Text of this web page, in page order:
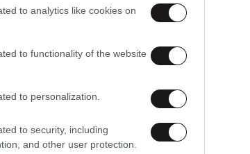
to analytics like cookies on
to functionality of the website
to personalization.
to security, including
and other user protection.